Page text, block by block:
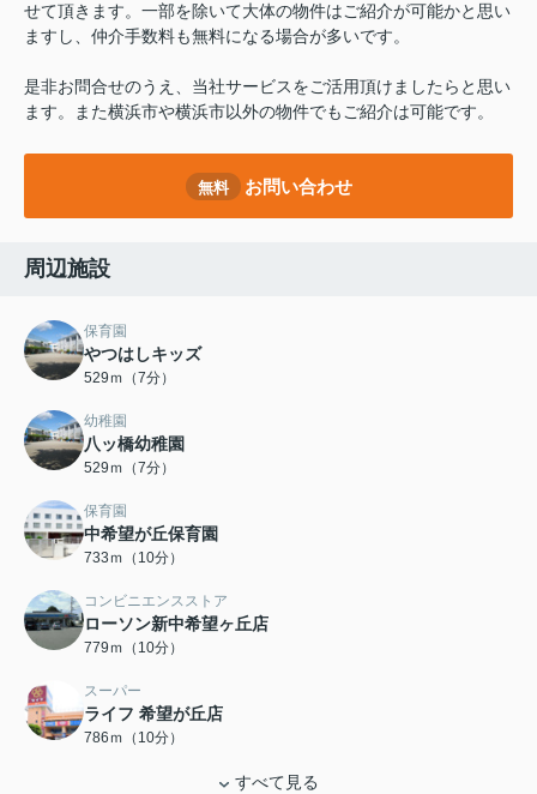
せて頂きます。一部を除いて大体の物件はご紹介が可能かと思い
ますし、仲介手数料も無料になる場合が多いです。
是非お問合せのうえ、当社サービスをご活用頂けましたらと思い
ます。また横浜市や横浜市以外の物件でもご紹介は可能です。
無料 お問い合わせ
周辺施設
保育園
やつはしキッズ
529ｍ（7分）
幼稚園
八ッ橋幼稚園
529ｍ（7分）
保育園
中希望が丘保育園
733ｍ（10分）
コンビニエンスストア
ローソン新中希望ヶ丘店
779ｍ（10分）
スーパー
ライフ 希望が丘店
786ｍ（10分）
すべて見る